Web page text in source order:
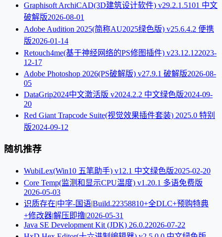
Graphisoft ArchiCAD(3D建筑设计软件) v29.2.1.5101 中文
破解版2026-08-01
Adobe Audition 2025(简称AU2025绿色版) v25.6.4.2 便携
版2026-01-14
Retouch4me(基于神经网络的PS修图插件) v23.12.122023-
12-17
Adobe Photoshop 2026(PS破解版) v27.9.1 破解版2026-08-
05
DataGrip2024中文激活版 v2024.2.2 中文绿色版2024-09-
20
Red Giant Trapcode Suite(视觉效果插件套装) 2025.0 特别
版2024-09-12
随机推荐
WubiLex(Win10 五笔助手) v12.1 中文绿色版2025-02-20
Core Temp(监测和显示CPU温度) v1.20.1 多语免费版
2026-05-03
识质存在|中字-国语|Build.22358810+全DLC+预购特典
+修改器|解压即撸|2026-05-31
Java SE Development Kit (JDK) 26.0.22026-07-22